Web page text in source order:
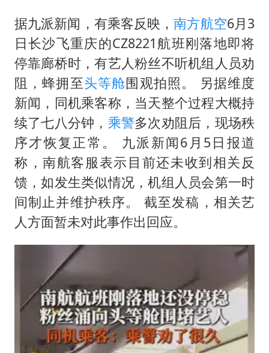
法国将禁止“未经同意的电话营销”
宇树科技王兴兴身家有望超200亿元
泰国一女公务员妆容引争议 本人回应
80后女柜员逆袭成4200亿银行副行长
27岁女子成组织卖淫集团主犯被通缉
吉林一“温度计大楼”读数爆表
女子利用漏洞0元薅走3000多件家电
24小时不关空调 电费会更低吗
东方甄选被判赔偿江小白30万元
据九派新闻，有乘客反映，南方航空6月3
日长沙飞重庆的CZ8221航班刚落地即将
停靠廊桥时，有艺人粉丝不听机组人员劝
阻，蜂拥至头等舱围观拍照。 另据维度
新闻，同机乘客称，当天整个过程大概持
续了七八分钟， 乘警多次劝阻后，现场秩
序才恢复正常。 九派新闻6月5日报道
称，南航客服表示目前还未收到相关反
馈，如发生类似情况，机组人员会第一时
间制止并维护秩序。 截至发稿，相关艺
人方面暂未对此事作出回应。